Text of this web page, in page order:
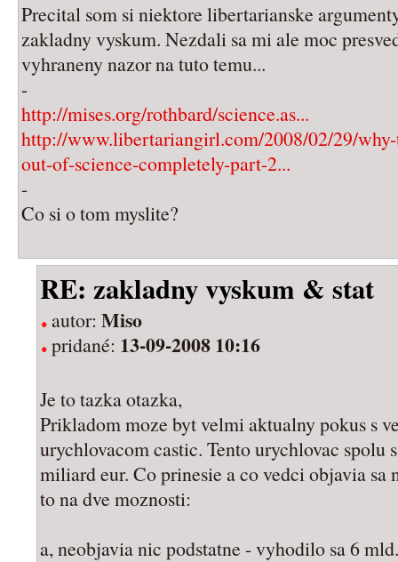
Precital som si niektore libertarianske
zakladny vyskum. Nezdali sa mi ale moc
vyhraneny nazor na tuto temu...
-
http://mises.org/rothbard/science.as...
http://www.libertariangirl.com/2008/02/29/
out-of-science-completely-part-2...
-
Co si o tom myslite?
RE: zakladny vyskum & stat
autor: Miso
pridané: 13-09-2008 10:16
Je to tazka otazka,
Prikladom moze byt velmi aktualny pokus s
urychlovacom castic. Tento urychlovac spolu
miliard eur. Co prinesie a co vedci objavia sa
to na dve moznosti:
a, neobjavia nic podstatne - vyhodilo sa 6